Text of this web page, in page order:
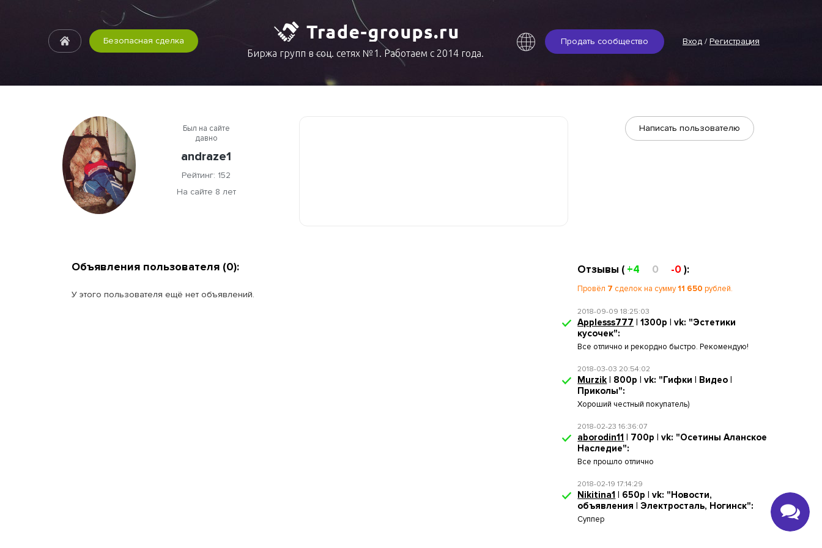
Продать сообщество Вход / Регистрация
Безопасная сделка
Биржа групп в соц. сетях №1. Работаем с 2014 года.
Был на сайте
давно
andraze1
Рейтинг: 152
На сайте 8 лет
Написать пользователю
Объявления пользователя (0):
У этого пользователя ещё нет объявлений.
Отзывы ( +4 0 -0):
Провёл 7 сделок на сумму11 650 рублей.
2018-09-09 18:25:03
Applesss777 | 1300р | vk: "Эстетики
кусочек":
Все отлично и рекордно быстро. Рекомендую!
2018-03-03 20:54:02
Murzik | 800р | vk: "Гифки | Видео |
Приколы":
Хороший честный покупатель)
2018-02-23 16:36:07
aborodin11 | 700р | vk: "Осетины Аланское
Наследие":
Все прошло отлично
2018-02-19 17:14:29
Nikitina1 | 650р | vk: "Новости,
объявления | Электросталь, Ногинск":
Суппер